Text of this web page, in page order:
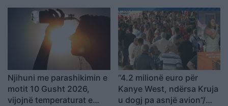
Shqipëria kërkon
revolucion
Njihuni me parashikimin e
motit 10 Gusht 2026,
vijojnë temperaturat e
“4.2 milionë euro për
Kanye West, ndërsa Kruja
u dogj pa asnjë avion”/